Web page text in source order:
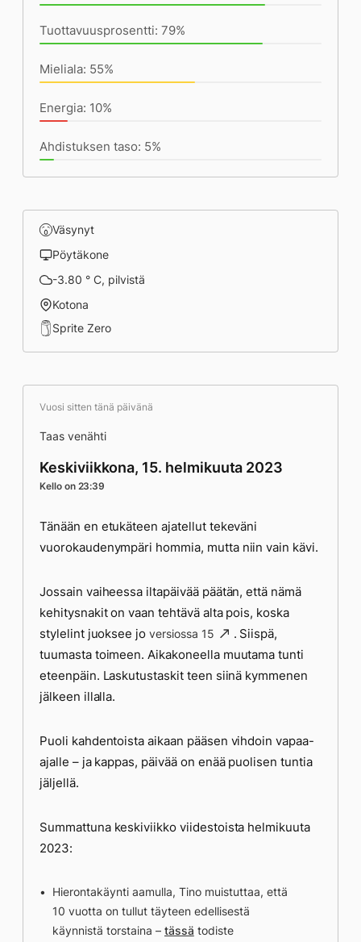
Tuottavuusprosentti: 79%
Mieliala: 55%
Energia: 10%
Ahdistuksen taso: 5%
Väsynyt
Pöytäkone
-3.80 ° C, pilvistä
Kotona
Sprite Zero
Vuosi sitten tänä päivänä
Taas venähti
Keskiviikkona, 15. helmikuuta 2023
Kello on 23:39
Tänään en etukäteen ajatellut tekeväni
vuorokaudenympäri hommia, mutta niin vain kävi.
Jossain vaiheessa iltapäivää päätän, että nämä
kehitysnakit on vaan tehtävä alta pois, koska
stylelint juoksee joversiossa 15
. Siispä,
tuumasta toimeen. Aikakoneella muutama tunti
eteenpäin. Laskutustaskit teen siinä kymmenen
jälkeen illalla.
Puoli kahdentoista aikaan pääsen vihdoin vapaa-
ajalle – ja kappas, päivää on enää puolisen tuntia
jäljellä.
Summattuna keskiviikko viidestoista helmikuuta
2023:
Hierontakäynti aamulla, Tino muistuttaa, että
10 vuotta on tullut täyteen edellisestä
käynnistä torstaina – tässä todiste